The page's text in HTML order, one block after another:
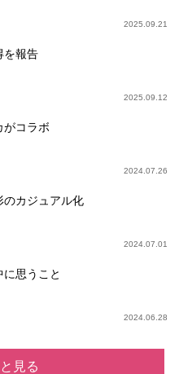
2025.09.21
を報告
2025.09.12
がコラボ
2024.07.26
のカジュアル化
2024.07.01
思うこと
2024.06.28
見る